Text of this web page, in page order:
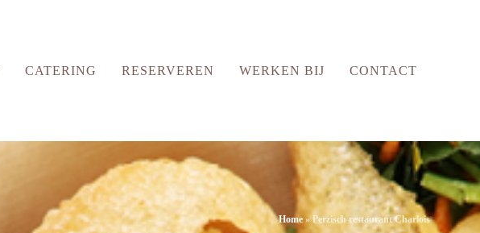
CATERING RESERVEREN WERKEN BIJ CONTACT
Home »Perzisch restaurant Charlois